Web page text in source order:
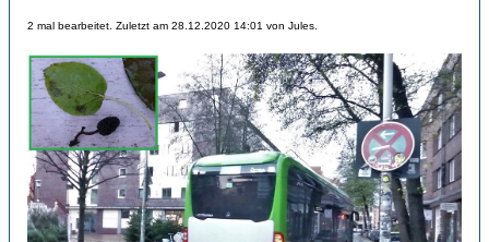
2 mal bearbeitet. Zuletzt am 28.12.2020 14:01 von Jules.